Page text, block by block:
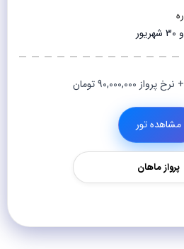
+ نرخ پرواز 90,000,000 تومان
مشاهده تور
پرواز ماهان